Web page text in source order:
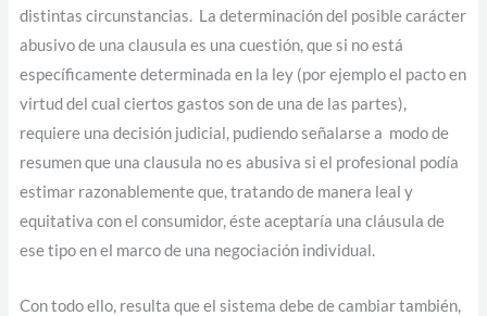
distintas circunstancias. La determinación del posible carácter
abusivo de una clausula es una cuestión, que si no está
específicamente determinada en la ley (por ejemplo el pacto en
virtud del cual ciertos gastos son de una de las partes),
requiere una decisión judicial, pudiendo señalarse a modo de
resumen que una clausula no es abusiva si el profesional podía
estimar razonablemente que, tratando de manera leal y
equitativa con el consumidor, éste aceptaría una cláusula de
ese tipo en el marco de una negociación individual.
Con todo ello, resulta que el sistema debe de cambiar también,